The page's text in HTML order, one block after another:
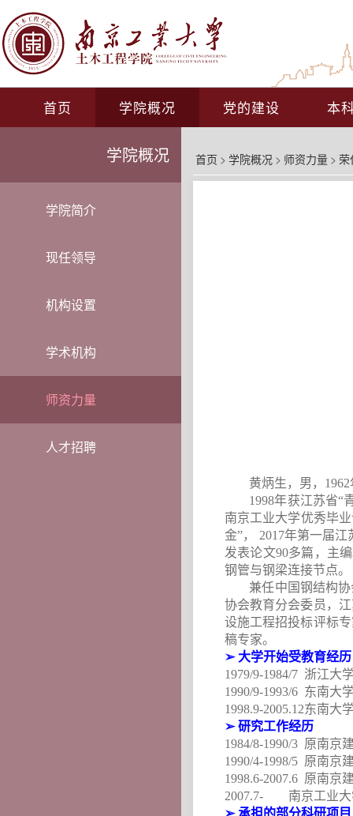
首页 学院概况 党的建设 本
学院概况
学院简介
现任领导
机构设置
学术机构
师资力量
人才招聘
首页 > 学院概况 > 师资力量 > 荣
黄炳生，男， 1962
1998年获江苏省“
南京工业大学优秀毕
金”，
2017年第一届江
发表论文90多篇，主
钢管与钢梁连接节点。
兼任中国钢结构
协会教育分会委员，
设施工程招投标评标
稿专家。
➢ 大学开始受教育经历
1979/9-1984/7 浙江大
1990/9-1993/6 东南大
1998.9-2005.12东南大
➢研究工作经历
1984/8-1990/3 原南京
1990/4-1998/5 原南京
1998.6-2007.6 原南京
2007.7- 南京工业
➢ 承担的部分科研项目